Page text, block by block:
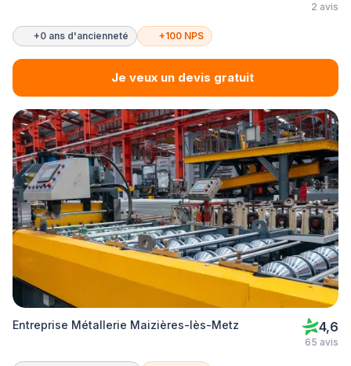
2 avis
+0 ans d'ancienneté +100 NPS
Je veux un devis gratuit
Entreprise Métallerie Maizières-lès-Metz 4,6
65 avis